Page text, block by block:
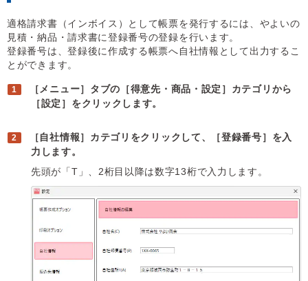
適格請求書（インボイス）として帳票を発行するには、やよいの
見積・納品・請求書に登録番号の登録を行います。
登録番号は、登録後に作成する帳票へ自社情報として出力するこ
とができます。
［メニュー］タブの［得意先・商品・設定］カテゴリから
［設定］をクリックします。
［自社情報］カテゴリをクリックして、［登録番号］を入
力します。
先頭が「T」、2桁目以降は数字13桁で入力します。